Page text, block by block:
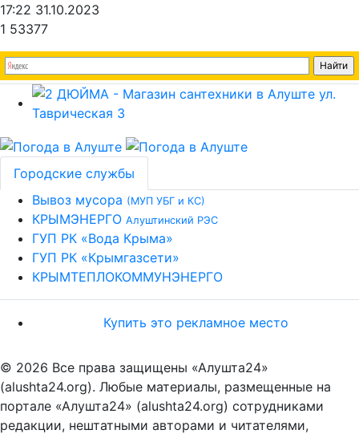
17:22 31.10.2023
1 53377
Городские службы
Вывоз мусора (МУП УБГ и КС)
КРЫМЭНЕРГО Алуштинский РЭС
ГУП РК «Вода Крыма»
ГУП РК «Крымгазсети»
КРЫМТЕПЛОКОММУНЭНЕРГО
Купить это рекламное место
© 2026 Все права защищены «Алушта24»
(alushta24.org). Любые материалы, размещенные на
портале «Алушта24» (alushta24.org) сотрудниками
редакции, нештатными авторами и читателями,